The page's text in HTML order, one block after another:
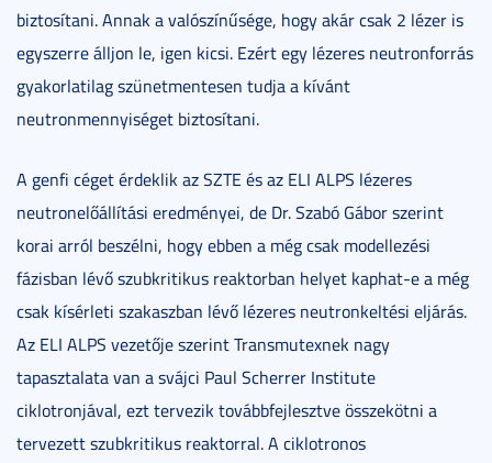
biztosítani. Annak a valószínűsége, hogy akár csak 2 lézer is
egyszerre álljon le, igen kicsi. Ezért egy lézeres neutronforrás
gyakorlatilag szünetmentesen tudja a kívánt
neutronmennyiséget biztosítani.
A genfi céget érdeklik az SZTE és az ELI ALPS lézeres
neutronelőállítási eredményei, de Dr. Szabó Gábor szerint
korai arról beszélni, hogy ebben a még csak modellezési
fázisban lévő szubkritikus reaktorban helyet kaphat-e a még
csak kísérleti szakaszban lévő lézeres neutronkeltési eljárás.
Az ELI ALPS vezetője szerint Transmutexnek nagy
tapasztalata van a svájci Paul Scherrer Institute
ciklotronjával, ezt tervezik továbbfejlesztve összekötni a
tervezett szubkritikus reaktorral. A ciklotronos